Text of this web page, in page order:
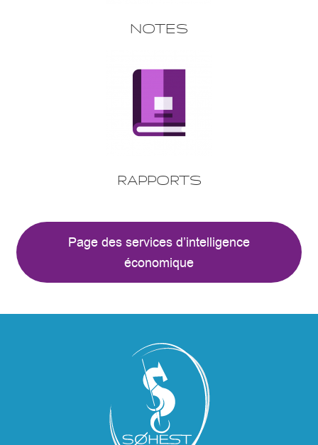
NOTES
RAPPORTS
Page des services d’intelligence
économique